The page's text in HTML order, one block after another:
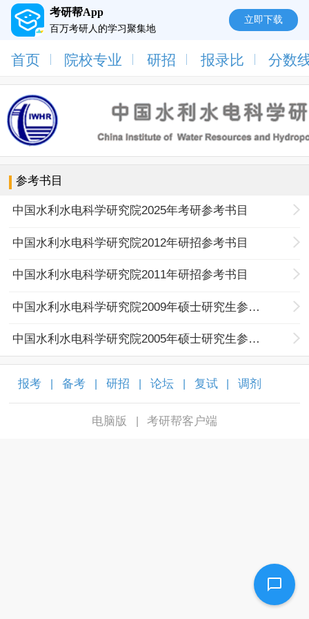
考研帮App
百万考研人的学习聚集地
立即下载
首页 院校专业 研招 报录比 分数
参考书目
中国水利水电科学研究院2025年考研参考书目
中国水利水电科学研究院2012年研招参考书目
中国水利水电科学研究院2011年研招参考书目
中国水利水电科学研究院2009年硕士研究生参考书目
中国水利水电科学研究院2005年硕士研究生参考书目
报考 备考 研招 论坛 复试 调剂
电脑版 考研帮客户端